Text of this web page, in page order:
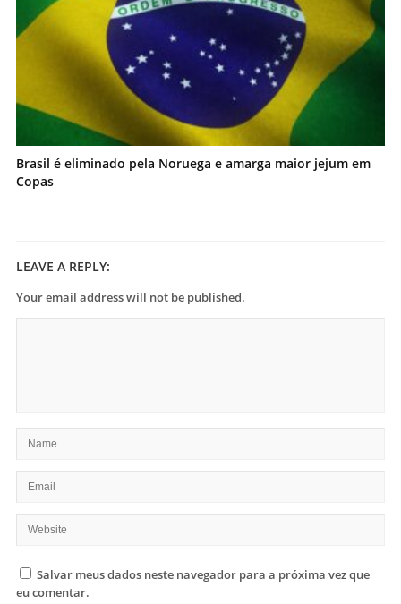
Brasil é eliminado pela Noruega e amarga maior jejum em
Copas
LEAVE A REPLY:
Your email address will not be published.
Salvar meus dados neste navegador para a próxima vez que
eu comentar.